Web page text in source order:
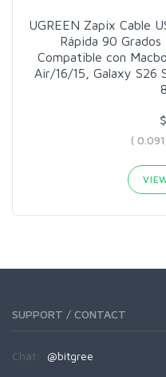
UGREEN Zapix Cable
Rápida 90
Compatible con
Air/16/15, Galaxy S26
(
SUPPORT / CONTACT
Chat: @bitgree